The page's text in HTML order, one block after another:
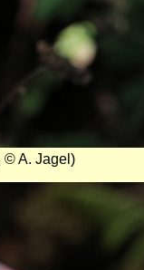
© A. Jagel)